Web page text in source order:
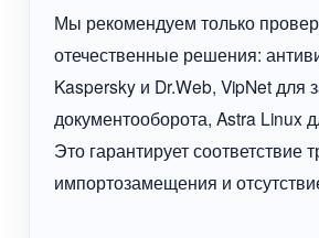
Мы рекомендуем только
отечественные решения:
Kaspersky и Dr.Web, VipNet для
документооборота, Astra Linux
Это гарантирует соответствие
импортозамещения и